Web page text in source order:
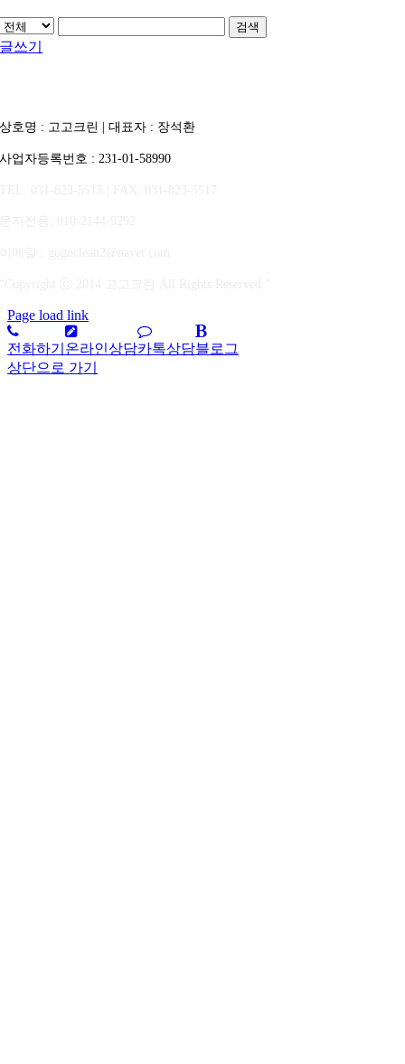
검색
글쓰기
상호명 : 고고크린 | 대표자 : 장석환
사업자등록번호 : 231-01-58990
Page load link
전화하기 온라인상담카톡상담블로그
상단으로 가기